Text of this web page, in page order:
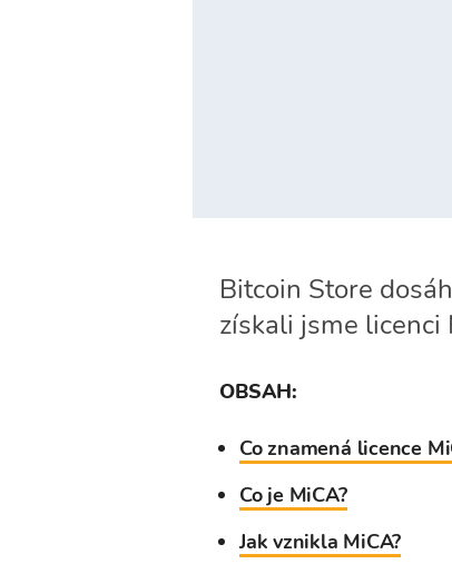
Bitcoin Store
získali jsme licenci
OBSAH:
Co znamená licence
Co je MiCA?
Jak vznikla MiCA?